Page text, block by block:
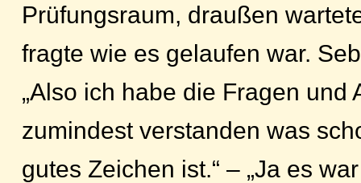
Prüfungsraum, draußen
fragte wie es gelaufen war.
„Also ich habe die Fragen und
zumindest verstanden was
gutes Zeichen ist.“ – „Ja es